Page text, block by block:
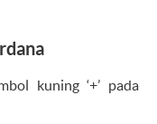
kuning ‘+’ pada